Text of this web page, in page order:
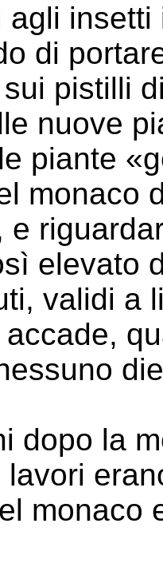
agli
di
pistilli
nuove
piante
monaco
e
elevato
validi a
dopo la
monaco